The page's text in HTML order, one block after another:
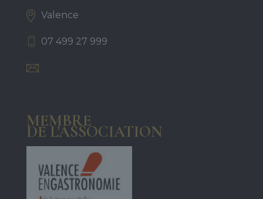
Valence
07 499 27 999
MEMBRE
DE L'ASSOCIATION